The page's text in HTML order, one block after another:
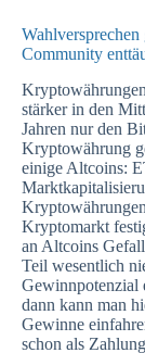
Community
stärker in den
Jahren nur den
Kryptowährung
einige Altcoins:
Kryptomarkt
an Altcoins
Teil wesentlich
Gewinnpotenzial
dann kann man
Gewinne
schon als